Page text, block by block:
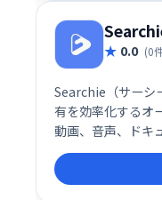
0.0 (0
Searchie（サーシ
有を効率化するオ
動画、音声、ドキ
ンツを統合的に
知識や経験を活か
力にサポート。